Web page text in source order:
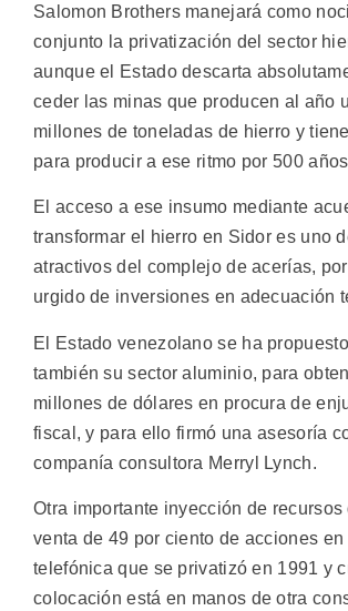
Salomon Brothers manejará como
conjunto la privatización del sector
aunque el Estado descarta
ceder las minas que producen al año
millones de toneladas de hierro y
para producir a ese ritmo por 500
El acceso a ese insumo mediante
transformar el hierro en Sidor es uno
atractivos del complejo de acerías,
urgido de inversiones en adecuación
El Estado venezolano se ha
también su sector aluminio, para
millones de dólares en procura de
fiscal, y para ello firmó una asesoría
companía consultora Merryl Lynch.
Otra importante inyección de recursos
venta de 49 por ciento de acciones
telefónica que se privatizó en 1991 y
colocación está en manos de otra